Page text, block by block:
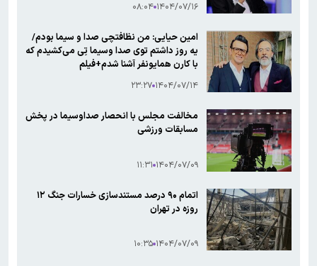
۱۴۰۴/۰۷/۱۶ ۰۸:۰۴
امین حیایی: من نظافتچی صدا و سیما بودم/
یه روز داشتم توی صدا وسیما تِی می‌کشیدم که
با کارن همایونفر آشنا شدم+فیلم
۱۴۰۴/۰۷/۱۴ ۲۳:۲۷
مخالفت مجلس با انحصار صداوسیما در پخش
مسابقات ورزشی
۱۴۰۴/۰۷/۰۹ ۱۱:۳۱
اتمام ۹۰ درصد مستندسازی خسارات جنگ ۱۲
روزه در تهران
۱۴۰۴/۰۷/۰۹ ۱۰:۳۵